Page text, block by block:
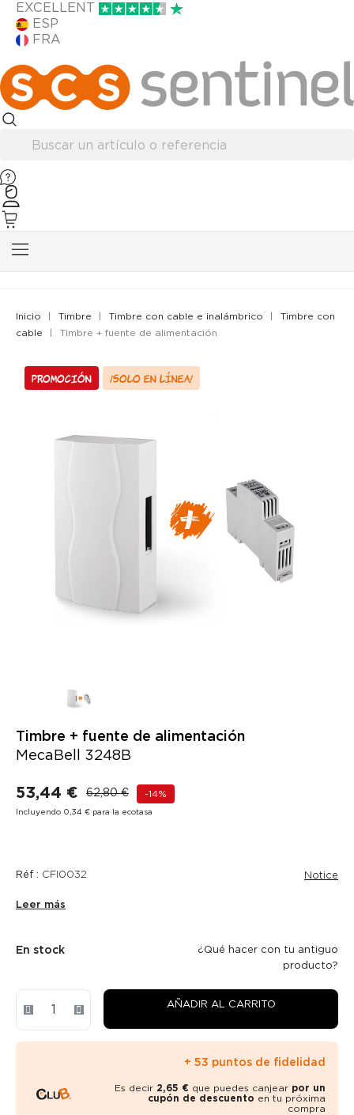
EXCELLENT
ESP
FRA
Inicio Timbre Timbre con cable e inalámbrico
Timbre con
cable
Timbre + fuente de alimentación
Promoción ¡Solo en línea!
Timbre + fuente de alimentación
MecaBell 3248B
53,44 € 62,80 € -14%
Incluyendo 0,34 € para la ecotasa
Réf : CFI0032 Notice
Leer más
En stock
¿Qué hacer con tu antiguo
producto?
AÑADIR AL CARRITO
+ 53 puntos de fidelidad
Es decir 2,65 € que puedes canjear por un
cupón de descuento en tu próxima
compra